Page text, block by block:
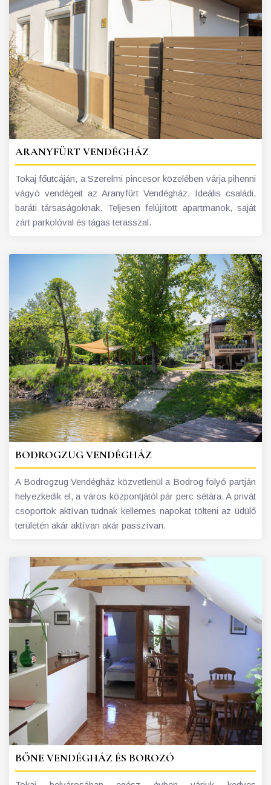
ARANYFÜRT VENDÉGHÁZ
Tokaj főutcáján, a Szerelmi pincesor közelében várja pihenni
vágyó vendégeit az Aranyfürt Vendégház. Ideális családi,
baráti társaságoknak. Teljesen felújított apartmanok, saját
zárt parkolóval és tágas terasszal.
BODROGZUG VENDÉGHÁZ
A Bodrogzug Vendégház közvetlenül a Bodrog folyó partján
helyezkedik el, a város központjától pár perc sétára. A privát
csoportok aktívan tudnak kellemes napokat tölteni az üdülő
területén akár aktívan akár passzívan.
BÖNE VENDÉGHÁZ ÉS BOROZÓ